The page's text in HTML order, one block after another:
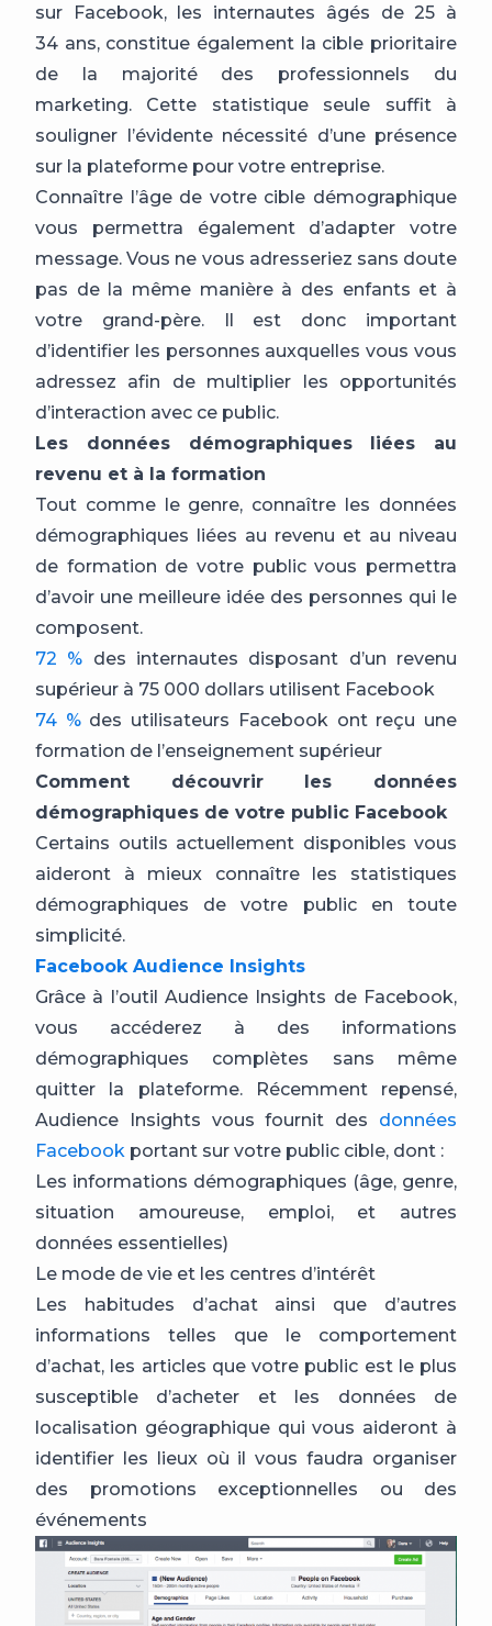
sur Facebook, les internautes âgés de 25 à
34 ans, constitue également la cible prioritaire
de la majorité des professionnels du
marketing. Cette statistique seule suffit à
souligner l’évidente nécessité d’une présence
sur la plateforme pour votre entreprise.
Connaître l’âge de votre cible démographique
vous permettra également d’adapter votre
message. Vous ne vous adresseriez sans doute
pas de la même manière à des enfants et à
votre grand-père. Il est donc important
d’identifier les personnes auxquelles vous vous
adressez afin de multiplier les opportunités
d’interaction avec ce public.
Les données démographiques liées au
revenu et à la formation
Tout comme le genre, connaître les données
démographiques liées au revenu et au niveau
de formation de votre public vous permettra
d’avoir une meilleure idée des personnes qui le
composent.
72 % des internautes disposant d’un revenu
supérieur à 75 000 dollars utilisent Facebook
74 % des utilisateurs Facebook ont reçu une
formation de l’enseignement supérieur
Comment découvrir les données
démographiques de votre public Facebook
Certains outils actuellement disponibles vous
aideront à mieux connaître les statistiques
démographiques de votre public en toute
simplicité.
Facebook Audience Insights
Grâce à l’outil Audience Insights de Facebook,
vous accéderez à des informations
démographiques complètes sans même
quitter la plateforme. Récemment repensé,
Audience Insights vous fournit des données
Facebook portant sur votre public cible, dont :
Les informations démographiques (âge, genre,
situation amoureuse, emploi, et autres
données essentielles)
Le mode de vie et les centres d’intérêt
Les habitudes d’achat ainsi que d’autres
informations telles que le comportement
d’achat, les articles que votre public est le plus
susceptible d’acheter et les données de
localisation géographique qui vous aideront à
identifier les lieux où il vous faudra organiser
des promotions exceptionnelles ou des
événements